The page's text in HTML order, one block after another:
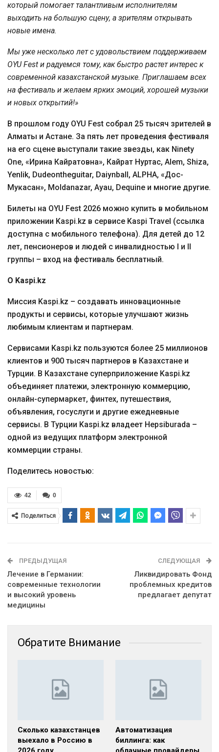
который помогает талантливым исполнителям
выходить на большую сцену, а зрителям открывать
новые имена.
Мы уже несколько лет с удовольствием поддерживаем
OYU Fest и радуемся тому, как быстро растет интерес к
современной казахстанской музыке. Приглашаем всех
на фестиваль и желаем ярких эмоций, хорошей музыки
и новых открытий!»
В прошлом году OYU Fest собрал 25 тысяч зрителей в
Алматы и Астане. За пять лет проведения фестиваля
на его сцене выступали такие звезды, как Ninety
One, «Ирина Кайратовна», Кайрат Нуртас, Alem, Shiza,
Yenlik, Dudeontheguitar, Daiynball, ALPHA, «Дос-
Мукасан», Moldanazar, Ayau, Dequine и многие другие.
Билеты на OYU Fest 2026 можно купить в мобильном
приложении Kaspi.kz в сервисе Kaspi Travel (ссылка
доступна с мобильного телефона). Для детей до 12
лет, пенсионеров и людей с инвалидностью I и II
группы – вход на фестиваль бесплатный.
О Kaspi.kz
Миссия Kaspi.kz – создавать инновационные
продукты и сервисы, которые улучшают жизнь
любимым клиентам и партнерам.
Сервисами Kaspi.kz пользуются более 25 миллионов
клиентов и 900 тысяч партнеров в Казахстане и
Турции. В Казахстане суперприложение Kaspi.kz
объединяет платежи, электронную коммерцию,
онлайн-супермаркет, финтех, путешествия,
объявления, госуслуги и другие ежедневные
сервисы. В Турции Kaspi.kz владеет Hepsiburada –
одной из ведущих платформ электронной
коммерции страны.
Поделитесь новостью:
0
42
Поделиться
ПРЕДЫДУЩАЯ
Лечение в Германии:
современные технологии
и высокий уровень
медицины
СЛЕДУЮЩАЯ
Ликвидировать Фонд
проблемных кредитов
предлагает депутат
Обратите Внимание
Сколько казахстанцев
выехало в Россию в
Автоматизация
биллинга: как